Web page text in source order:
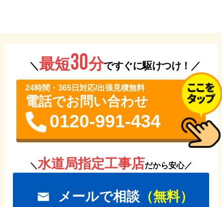
＼最短30分ですぐに駆けつけ！／
24時間・365⽇対応/出張見積無料
電話でお問い合わせ
0120-991-434
＼ 水道局指定工事店だから安心／
メールで相談（無料）